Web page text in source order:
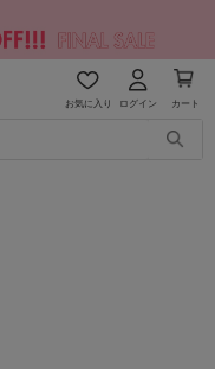
お気に入り ログイン カート